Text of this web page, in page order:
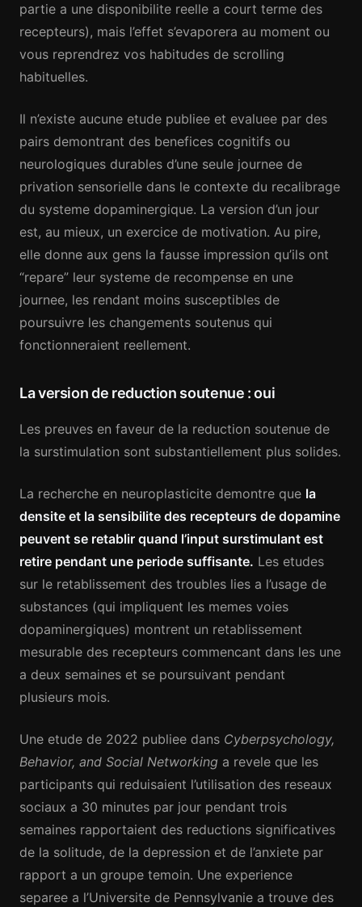
partie a une disponibilite reelle a court terme des
recepteurs), mais l’effet s’evaporera au moment ou
vous reprendrez vos habitudes de scrolling
habituelles.
Il n’existe aucune etude publiee et evaluee par des
pairs demontrant des benefices cognitifs ou
neurologiques durables d’une seule journee de
privation sensorielle dans le contexte du recalibrage
du systeme dopaminergique. La version d’un jour
est, au mieux, un exercice de motivation. Au pire,
elle donne aux gens la fausse impression qu’ils ont
“repare” leur systeme de recompense en une
journee, les rendant moins susceptibles de
poursuivre les changements soutenus qui
fonctionneraient reellement.
La version de reduction soutenue : oui
Les preuves en faveur de la reduction soutenue de
la surstimulation sont substantiellement plus solides.
La recherche en neuroplasticite demontre que la
densite et la sensibilite des recepteurs de dopamine
peuvent se retablir quand l’input surstimulant est
retire pendant une periode suffisante. Les etudes
sur le retablissement des troubles lies a l’usage de
substances (qui impliquent les memes voies
dopaminergiques) montrent un retablissement
mesurable des recepteurs commencant dans les une
a deux semaines et se poursuivant pendant
plusieurs mois.
Une etude de 2022 publiee dans Cyberpsychology,
Behavior, and Social Networking a revele que les
participants qui reduisaient l’utilisation des reseaux
sociaux a 30 minutes par jour pendant trois
semaines rapportaient des reductions significatives
de la solitude, de la depression et de l’anxiete par
rapport a un groupe temoin. Une experience
separee a l’Universite de Pennsylvanie a trouve des